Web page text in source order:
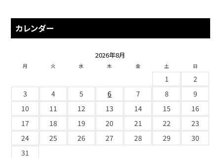
カレンダー
2026年8月
月 火 水 木 金 土 日
1
2
3
4 5 6 7 8
9
10
11 12 13 14 15
16
17
18 19 20 21 22
23
24
25 26 27 28 29
30
31